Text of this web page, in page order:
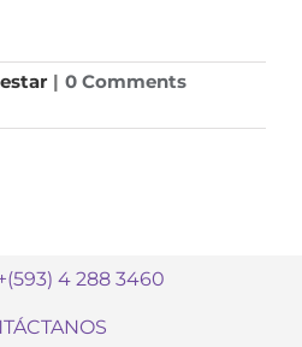
| 0 Comments
4 288 3460